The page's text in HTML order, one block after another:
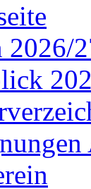
2026/